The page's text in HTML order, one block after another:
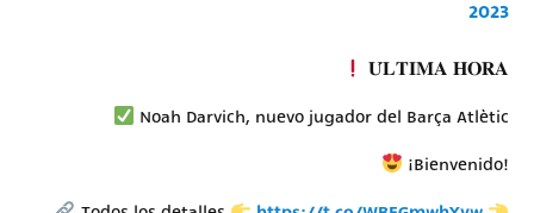
2023
𝐔́𝐋𝐓𝐈𝐌𝐀 𝐇𝐎𝐑𝐀
Noah Darvich, nuevo jugador del Barça Atlètic
¡Bienvenido!